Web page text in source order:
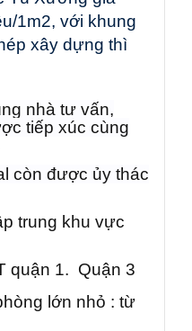
1m2, với khung
xây dựng thì
nhà tư vấn,
tiếp xúc cùng
còn được ủy thác
trung khu vực
quận 1. Quận 3
lớn nhỏ : từ